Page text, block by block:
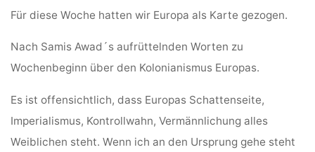
Für diese Woche hatten wir Europa als Karte gezogen.
Nach Samis Awad´s aufrüttelnden Worten zu
Wochenbeginn über den Kolonianismus Europas.
Es ist offensichtlich, dass Europas Schattenseite,
Imperialismus, Kontrollwahn, Vermännlichung alles
Weiblichen steht. Wenn ich an den Ursprung gehe steht